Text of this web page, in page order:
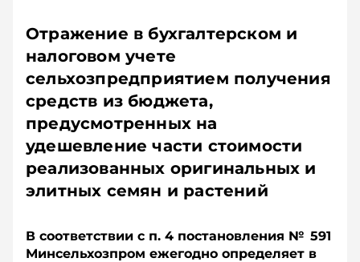
Отражение в бухгалтерском и
налоговом учете
сельхозпредприятием получения
средств из бюджета,
предусмотренных на
удешевление части стоимости
реализованных оригинальных и
элитных семян и растений
В соответствии с п. 4 постановления № 591
Минсельхозпром ежегодно определяет в